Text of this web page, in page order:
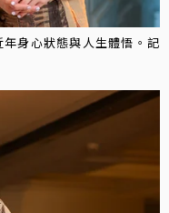
身心狀態與人生體悟。記